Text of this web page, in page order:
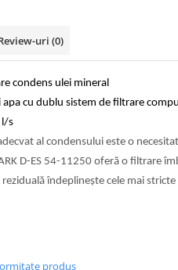
uri (0)
condens ulei mineral
apa cu dublu sistem de filtrare
l/s
al condensului este o
D-ES 54-11250 oferă o filtrare
reziduală îndeplinește cele mai
produs